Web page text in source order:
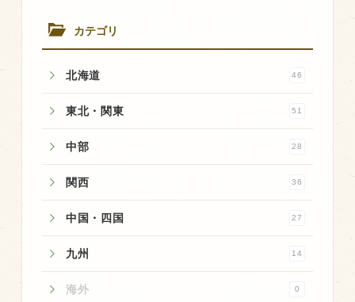
カテゴリ
北海道 46
東北・関東 51
中部 28
関西 36
中国・四国 27
九州 14
海外 0
衛生管理体制
品質管理体制
ＢtoＢ受発注システム
瑕疵とは
豊西牛